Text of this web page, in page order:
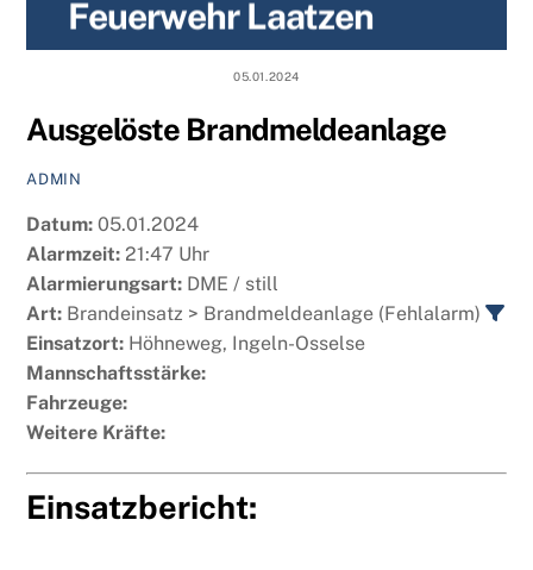
Feuerwehr Laatzen
05.01.2024
Ausgelöste Brandmeldeanlage
ADMIN
Datum: 05.01.2024
Alarmzeit: 21:47 Uhr
Alarmierungsart: DME / still
Art: Brandeinsatz > Brandmeldeanlage (Fehlalarm)
Einsatzort: Höhneweg, Ingeln-Osselse
Mannschaftsstärke:
Fahrzeuge:
Weitere Kräfte:
Einsatzbericht: